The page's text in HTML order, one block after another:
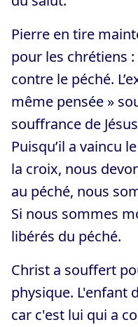
Pierre en tire
pour les chrétiens
contre le péché.
même pensée »
souffrance de
Puisqu’il a vaincu
la croix, nous
au péché, nous
Si nous sommes
libérés du péché.
Christ a souffert
physique. L'enfant
car c'est lui qui a